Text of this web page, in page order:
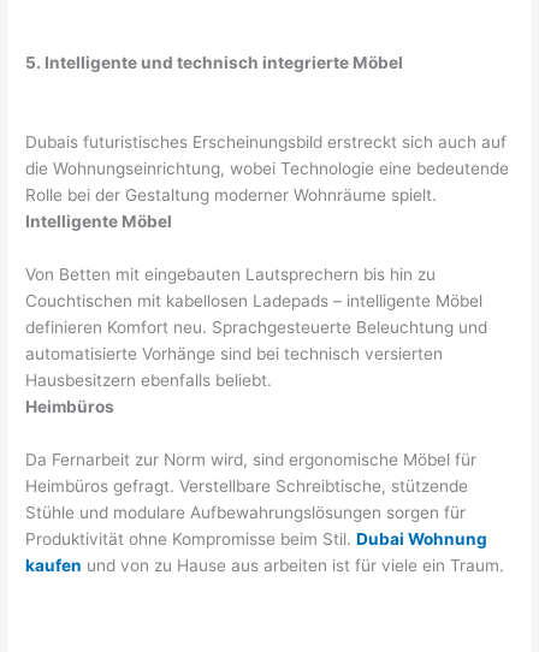
5. Intelligente und technisch integrierte Möbel
Dubais futuristisches Erscheinungsbild erstreckt sich auch auf
die Wohnungseinrichtung, wobei Technologie eine bedeutende
Rolle bei der Gestaltung moderner Wohnräume spielt.
Intelligente Möbel
Von Betten mit eingebauten Lautsprechern bis hin zu
Couchtischen mit kabellosen Ladepads – intelligente Möbel
definieren Komfort neu. Sprachgesteuerte Beleuchtung und
automatisierte Vorhänge sind bei technisch versierten
Hausbesitzern ebenfalls beliebt.
Heimbüros
Da Fernarbeit zur Norm wird, sind ergonomische Möbel für
Heimbüros gefragt. Verstellbare Schreibtische, stützende
Stühle und modulare Aufbewahrungslösungen sorgen für
Produktivität ohne Kompromisse beim Stil.Dubai Wohnung
kaufen und von zu Hause aus arbeiten ist für viele ein Traum.